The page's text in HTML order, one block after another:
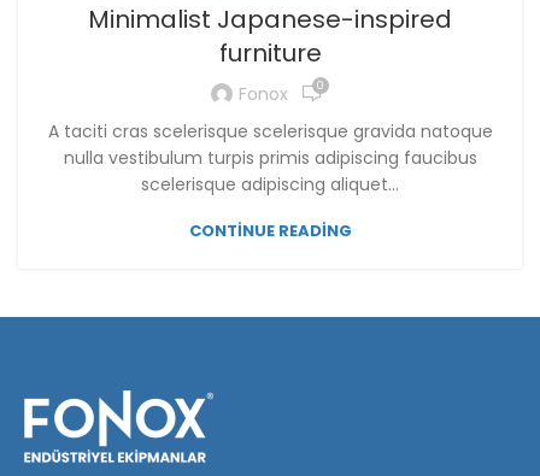
Minimalist Japanese-inspired
furniture
Fonox 0
A taciti cras scelerisque scelerisque gravida natoque
nulla vestibulum turpis primis adipiscing faucibus
scelerisque adipiscing aliquet...
CONTINUE READING